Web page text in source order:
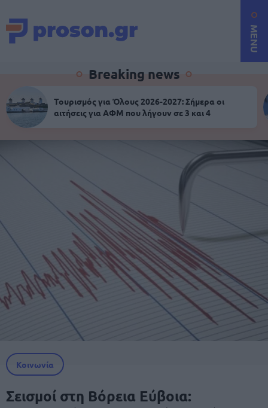
MENU
Breaking news
Τουρισμός για Όλους 2026-2027: Σήμερα οι
αιτήσεις για ΑΦΜ που λήγουν σε 3 και 4
Κοινωνία
Σεισμοί στη Βόρεια Εύβοια: